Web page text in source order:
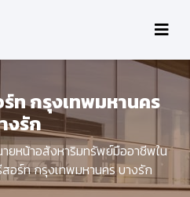
ท กรุงเทพมหานคร
งรัก
ยหน้าอสังหาริมทรัพย์มืออาชีพใน
สอร์ท กรุงเทพมหานคร บางรัก